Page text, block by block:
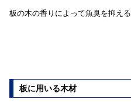
板の木の香りによって魚臭を抑える
板に用いる木材